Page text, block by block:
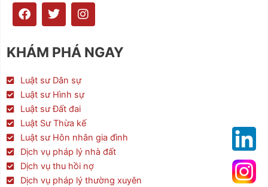
F
a
e
b
o
k
T
w
t
t
r
I
n
t
a
a
KHÁM PHÁ NGAY
Luật sư Dân sự
Luật sư Hình sự
Luật sư Đất đai
Luật Sư Thừa kế
Luật sư Hôn nhân gia đình
Dịch vụ pháp lý nhà đất
Dịch vụ thu hồi nợ
Dịch vụ pháp lý thường xuyên